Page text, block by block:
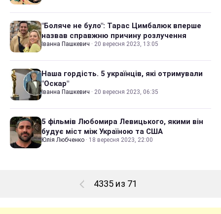
"Боляче не було": Тарас Цимбалюк вперше
назвав справжню причину розлучення
Іванна Пашкевич · 20 вересня 2023, 13:05
Наша гордість. 5 українців, які отримували
"Оскар"
Іванна Пашкевич · 20 вересня 2023, 06:35
5 фільмів Любомира Левицького, якими він
будує міст між Україною та США
Юлія Любченко · 18 вересня 2023, 22:00
4335 из 71